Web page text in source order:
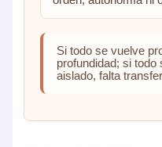
Si todo se vuelve
profundidad; si todo
aislado, falta